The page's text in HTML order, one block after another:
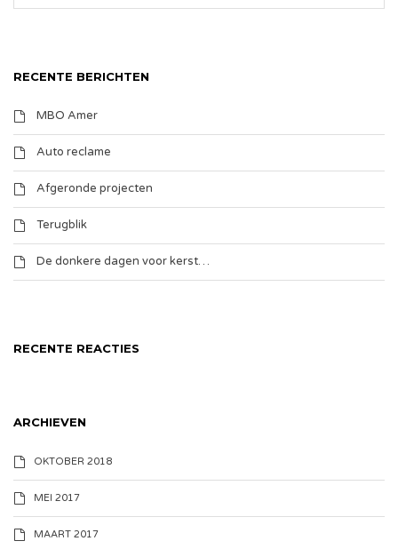
RECENTE BERICHTEN
MBO Amer
Auto reclame
Afgeronde projecten
Terugblik
De donkere dagen voor kerst…
RECENTE REACTIES
ARCHIEVEN
OKTOBER 2018
MEI 2017
MAART 2017